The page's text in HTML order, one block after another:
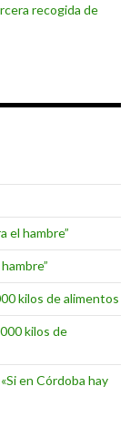
recogida de
el hambre”
kilos de alimentos
kilos de
en Córdoba hay